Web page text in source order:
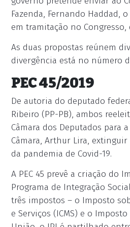
Fazenda, Fernando Haddad,
em tramitação no
As duas propostas reúnem
divergência está no número
PEC 45/2019
De autoria do deputado
Ribeiro (PP-PB), ambos
Câmara dos Deputados para
Câmara, Arthur Lira,
da pandemia de Covid-19.
A PEC 45 prevê a criação do
Programa de Integração
três impostos – o Imposto
e Serviços (ICMS) e o